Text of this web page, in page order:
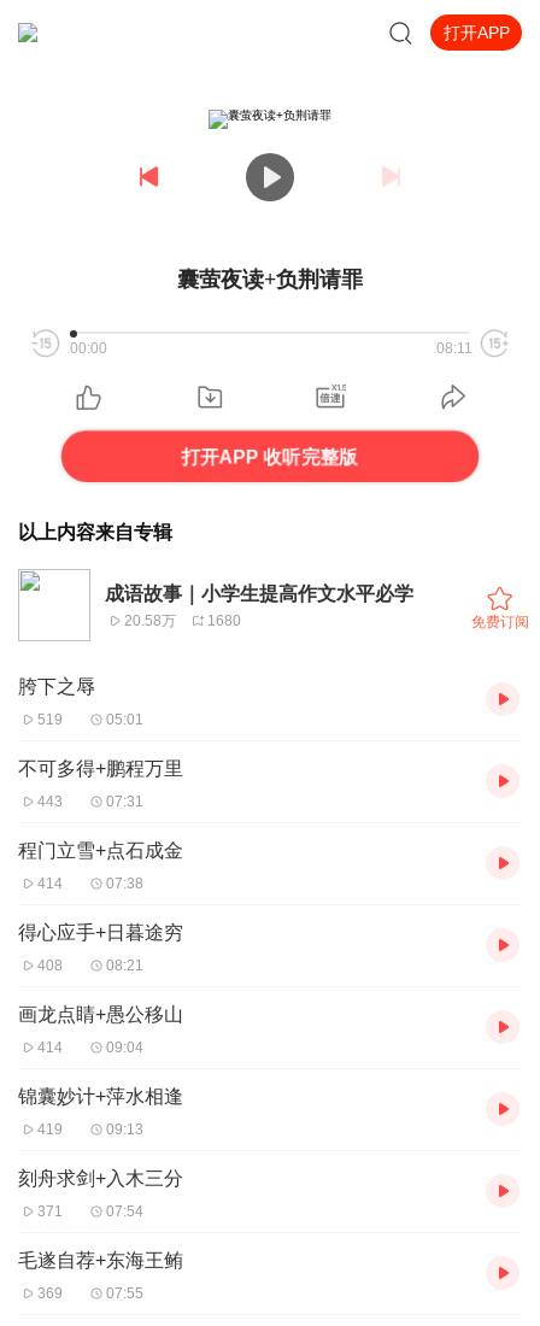
打开APP
囊萤夜读+负荆请罪
00:00 08:11
打开APP 收听完整版
以上内容来自专辑
成语故事｜小学生提高作文水平必学
20.58万 1680 免费订阅
胯下之辱
519 05:01
不可多得+鹏程万里
443 07:31
程门立雪+点石成金
414 07:38
得心应手+日暮途穷
408 08:21
画龙点睛+愚公移山
414 09:04
锦囊妙计+萍水相逢
419 09:13
刻舟求剑+入木三分
371 07:54
毛遂自荐+东海王鲔
369 07:55